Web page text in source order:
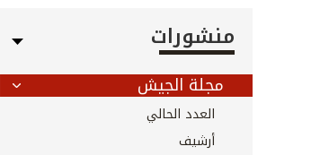
منشورات
مجلة الجيش
العدد الحالي
أرشيف